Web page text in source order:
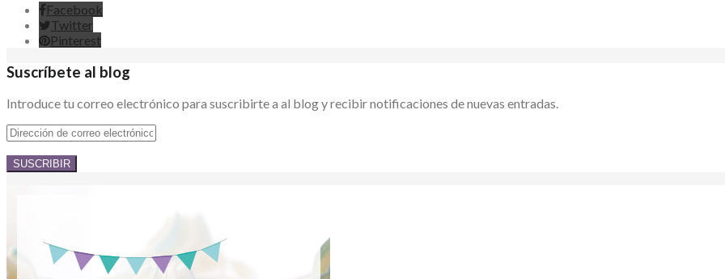
Facebook
Twitter
Pinterest
Suscríbete al blog
Introduce tu correo electrónico para suscribirte a al blog y recibir notificaciones de nuevas entradas.
Dirección
correo